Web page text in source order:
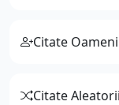
Citate
Citate